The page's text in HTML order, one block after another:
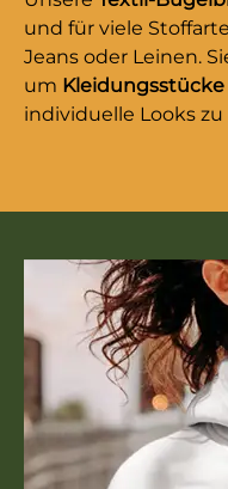
und für viele
Jeans oder Leinen.
um
individuelle Looks zu